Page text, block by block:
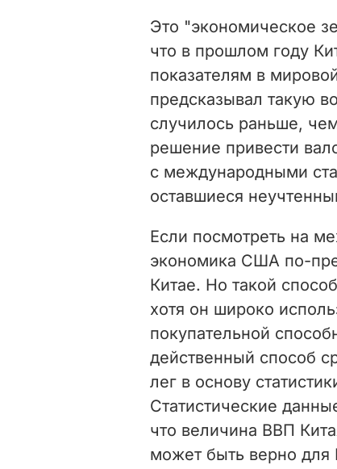
Это "экономическое
что в прошлом году
показателям в
предсказывал такую
случилось раньше,
решение привести
с международными
оставшиеся
Если посмотреть на
экономика США по-
Китае. Но такой
хотя он широко
покупательной
действенный способ
лег в основу
Статистические
что величина ВВП
может быть верно